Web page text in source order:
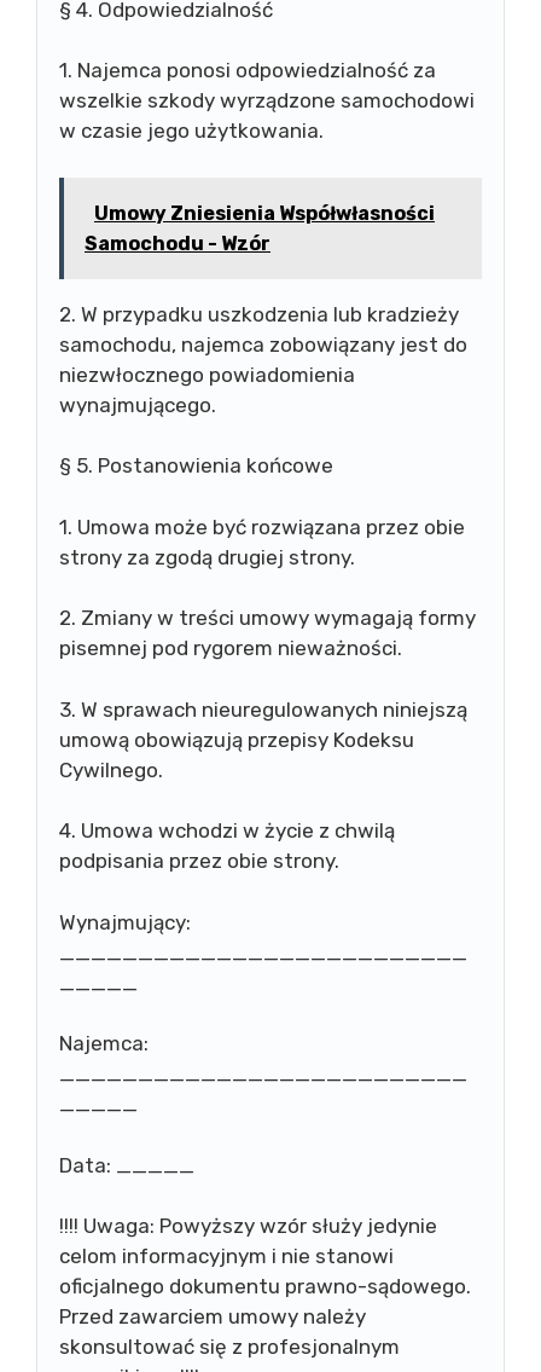
§ 4. Odpowiedzialność
1. Najemca ponosi odpowiedzialność za
wszelkie szkody wyrządzone samochodowi
w czasie jego użytkowania.
Umowy Zniesienia Współwłasności
Samochodu - Wzór
2. W przypadku uszkodzenia lub kradzieży
samochodu, najemca zobowiązany jest do
niezwłocznego powiadomienia
wynajmującego.
§ 5. Postanowienia końcowe
1. Umowa może być rozwiązana przez obie
strony za zgodą drugiej strony.
2. Zmiany w treści umowy wymagają formy
pisemnej pod rygorem nieważności.
3. W sprawach nieuregulowanych niniejszą
umową obowiązują przepisy Kodeksu
Cywilnego.
4. Umowa wchodzi w życie z chwilą
podpisania przez obie strony.
Wynajmujący:
Najemca:
__________________________
_____
Data: _____
!!!! Uwaga: Powyższy wzór służy jedynie
celom informacyjnym i nie stanowi
oficjalnego dokumentu prawno-sądowego.
Przed zawarciem umowy należy
skonsultować się z profesjonalnym